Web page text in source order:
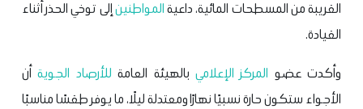
القريبة من المسطحات المائية، داعيةالمواطنينإلى توخي الحذر أثناء
القيادة.
وأكدت عضو المركز الإعلامي بالهيئة العامة للأرصاد الجويةأن
الأجواء ستكون حارة نسبيًا نهارًا ومعتدلة ليلًا، ما يوفر طقسًا مناسبًا